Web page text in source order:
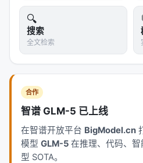
12.6, Triton ≥ 3.4.0
---
思考：这不是"又一个优化
POET-X 让我想到几个值得注
1. "参数效率"和"内存效率"不是
原版POET的参数效率很高（
率极低——因为存储中间激活
🔍
搜索
全文检索
合作
智谱 GLM-5 已上线
在智谱开放平台 BigModel.cn
模型 GLM-5 在推理、代码、
型 SOTA。